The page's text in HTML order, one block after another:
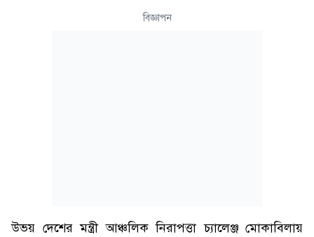
বিজ্ঞাপন
উভয় দেশের মন্ত্রী আঞ্চলিক নিরাপত্তা চ্যালেঞ্জ মোকাবিলায়